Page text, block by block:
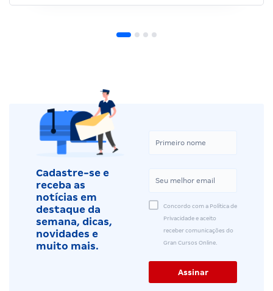
Cadastre-se e
receba as
notícias em
destaque da
semana, dicas,
novidades e
muito mais.
Concordo com a Política de
Privacidade e aceito
receber comunicações do
Gran Cursos Online.